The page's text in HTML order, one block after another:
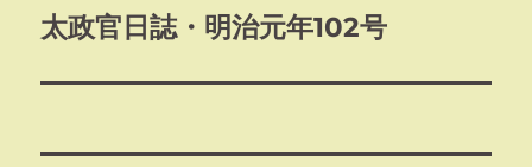
ゲ
ー
次
投
太政官日誌・明治元年102号